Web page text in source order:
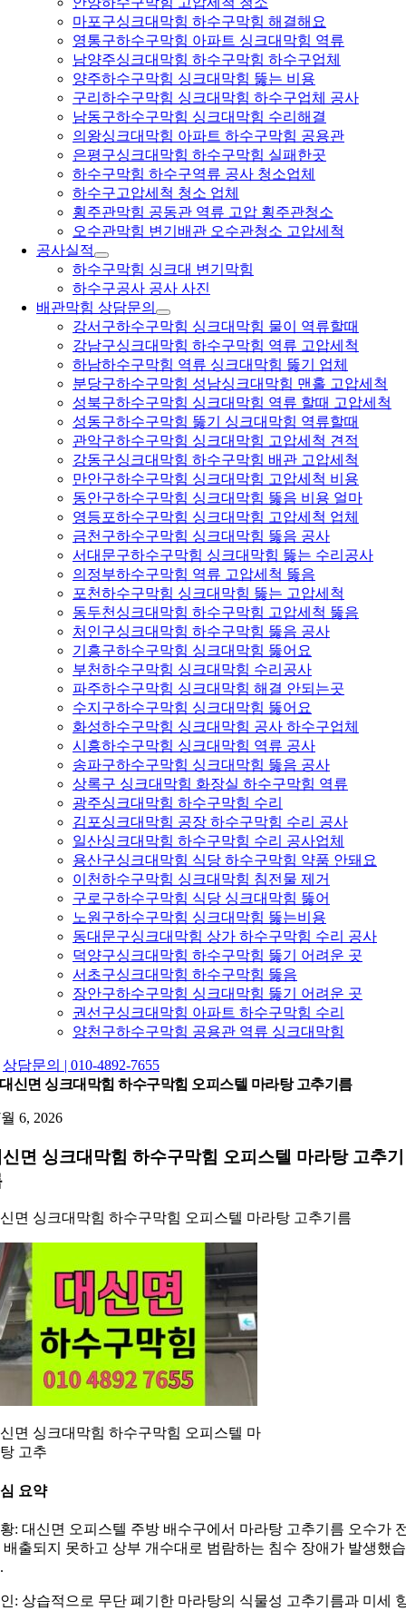
마포구싱크대막힘 하수구막힘 해결해요
영통구하수구막힘 아파트 싱크대막힘 역류
남양주싱크대막힘 하수구막힘 하수구업체
양주하수구막힘 싱크대막힘 뚫는 비용
구리하수구막힘 싱크대막힘 하수구업체 공사
남동구하수구막힘 싱크대막힘 수리해결
의왕싱크대막힘 아파트 하수구막힘 공용관
은평구싱크대막힘 하수구막힘 실패한곳
하수구막힘 하수구역류 공사 청소업체
하수구고압세척 청소 업체
횡주관막힘 공동관 역류 고압 횡주관청소
오수관막힘 변기배관 오수관청소 고압세척
공사실적
하수구막힘 싱크대 변기막힘
하수구공사 공사 사진
배관막힘 상담문의
강서구하수구막힘 싱크대막힘 물이 역류할때
강남구싱크대막힘 하수구막힘 역류 고압세척
하남하수구막힘 역류 싱크대막힘 뚫기 업체
분당구하수구막힘 성남싱크대막힘 맨홀 고압세척
성북구하수구막힘 싱크대막힘 역류 할때 고압세척
성동구하수구막힘 뚫기 싱크대막힘 역류할때
관악구하수구막힘 싱크대막힘 고압세척 견적
강동구싱크대막힘 하수구막힘 배관 고압세척
만안구하수구막힘 싱크대막힘 고압세척 비용
동안구하수구막힘 싱크대막힘 뚫음 비용 얼마
영등포하수구막힘 싱크대막힘 고압세척 업체
금천구하수구막힘 싱크대막힘 뚫음 공사
서대문구하수구막힘 싱크대막힘 뚫는 수리공사
의정부하수구막힘 역류 고압세척 뚫음
포천하수구막힘 싱크대막힘 뚫는 고압세척
동두천싱크대막힘 하수구막힘 고압세척 뚫음
처인구싱크대막힘 하수구막힘 뚫음 공사
기흥구하수구막힘 싱크대막힘 뚫어요
부천하수구막힘 싱크대막힘 수리공사
파주하수구막힘 싱크대막힘 해결 안되는곳
수지구하수구막힘 싱크대막힘 뚫어요
화성하수구막힘 싱크대막힘 공사 하수구업체
시흥하수구막힘 싱크대막힘 역류 공사
송파구하수구막힘 싱크대막힘 뚫음 공사
상록구 싱크대막힘 화장실 하수구막힘 역류
광주싱크대막힘 하수구막힘 수리
김포싱크대막힘 공장 하수구막힘 수리 공사
일산싱크대막힘 하수구막힘 수리 공사업체
용산구싱크대막힘 식당 하수구막힘 약품 안돼요
이천하수구막힘 싱크대막힘 침전물 제거
구로구하수구막힘 식당 싱크대막힘 뚫어
노원구하수구막힘 싱크대막힘 뚫는비용
동대문구싱크대막힘 상가 하수구막힘 수리 공사
덕양구싱크대막힘 하수구막힘 뚫기 어려운 곳
서초구싱크대막힘 하수구막힘 뚫음
장안구하수구막힘 싱크대막힘 뚫기 어려운 곳
권선구싱크대막힘 아파트 하수구막힘 수리
양천구하수구막힘 공용관 역류 싱크대막힘
상담문의 | 010-4892-7655
대신면 싱크대막힘 하수구막힘 오피스텔 마라탕 고추기름
6, 2026
면 싱크대막힘 하수구막힘 오피스텔 마라탕 고추기
면 싱크대막힘 하수구막힘 오피스텔 마라탕 고추기름
면 싱크대막힘 하수구막힘 오피스텔 마
고추
요약
: 대신면 오피스텔 주방 배수구에서 마라탕 고추기름 오수가
배출되지 못하고 상부 개수대로 범람하는 침수 장애가 발생했
: 상습적으로 무단 폐기한 마라탕의 식물성 고추기름과 미세